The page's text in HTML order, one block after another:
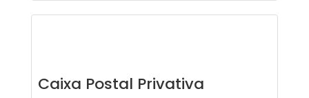
Caixa Postal Privativa